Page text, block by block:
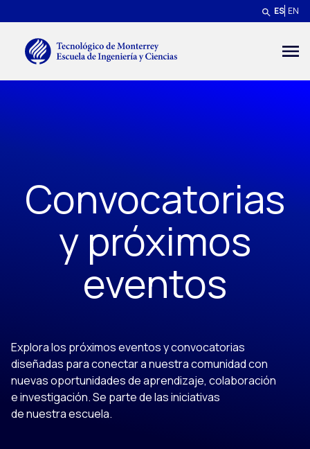
Menú secundario ES EN
Convocatorias
y próximos
eventos
Explora los próximos eventos y convocatorias
diseñadas para conectar a nuestra comunidad con
nuevas oportunidades de aprendizaje, colaboración
e investigación. Se parte de las iniciativas
de nuestra escuela.